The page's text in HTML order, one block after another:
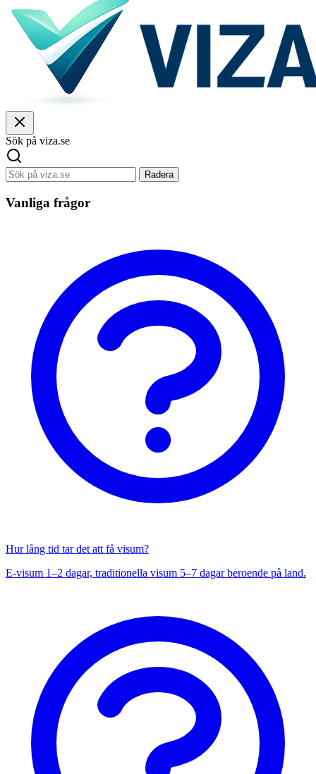
Sök på viza.se
Radera
Vanliga frågor
Hur lång tid tar det att få visum?
E-visum 1–2 dagar, traditionella visum 5–7 dagar beroende på land.